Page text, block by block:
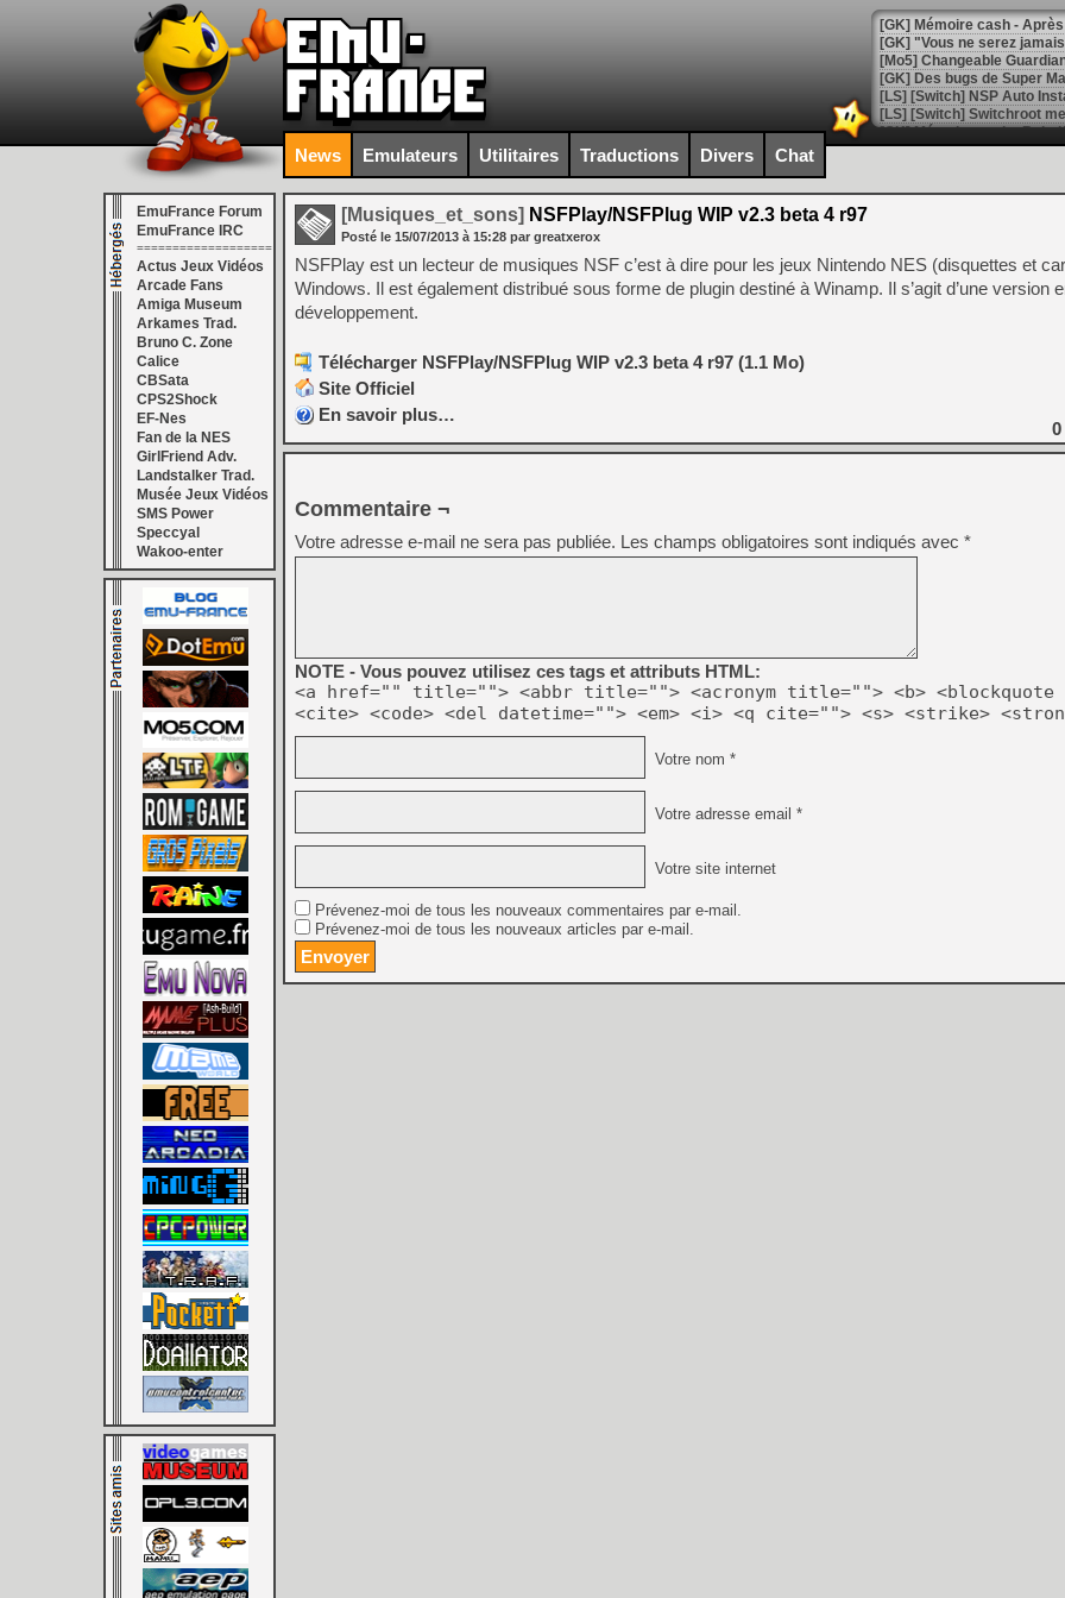
[GK] Mémoire cash -
[GK] "Vous ne serez
[Mo5] Changeable
[GK] Des bugs de Super
[LS] [Switch] NSP Auto
[GK] La saga horrifique
[GK] Le portage de Super
[Mo5] Le jeu de course
[GK] Guillermo del Toro
[GK] Mistfall Hunter : déjà
[GK] Wo Long 2 évolue
[GK] Crossfire : un TPS à
[LS] [PS5] Premiers
[Mo5] DOOM arrive en
[GK] Bethesda fête les 30
[GK] Roblox : l'action en
[GK] Agenda - GeForce
[GK] Devolver Digital en a
[LS] [PS5] ps5-y2jb-
[GK] Pourquoi Marvel
[GK] Test : Restory : Chill
[GK] GTA 6 : Rockstar
[GK] Hot Wheels Infinite
[GK] Mémoire cash -
[GK] Résultats Nintendo :
[GK] Dans ce jeu de
News Emulateurs Utilitaires Traductions Divers Chat
EmuFrance Forum
EmuFrance IRC
===================
Actus Jeux Vidéos
Arcade Fans
Amiga Museum
Arkames Trad.
Bruno C. Zone
Calice
CBSata
CPS2Shock
EF-Nes
Fan de la NES
GirlFriend Adv.
Landstalker Trad.
Musée Jeux Vidéos
SMS Power
Speccyal
Wakoo-enter
[Musiques_et_sons] NSFPlay/NSFPlug WIP v2.3 beta 4 r97
Posté le 15/07/2013 à 15:28 par greatxerox
NSFPlay est un lecteur de musiques NSF c’est à dire pour les jeux Nintendo NES (disquettes et
Windows. Il est également distribué sous forme de plugin destiné à Winamp. Il s’agit d’une version
développement.
Télécharger NSFPlay/NSFPlug WIP v2.3 beta 4 r97 (1.1 Mo)
Site Officiel
En savoir plus…
0
Commentaire ¬
Votre adresse e-mail ne sera pas publiée. Les champs obligatoires sont indiqués avec *
NOTE - Vous pouvez utilisez ces tags et attributs HTML:
<a href="" title=""> <abbr title=""> <acronym title=""> <b> <blockquote
<cite> <code> <del datetime=""> <em> <i> <q cite=""> <s> <strike>
Votre nom *
Votre adresse email *
Votre site internet
Prévenez-moi de tous les nouveaux commentaires par e-mail.
Prévenez-moi de tous les nouveaux articles par e-mail.